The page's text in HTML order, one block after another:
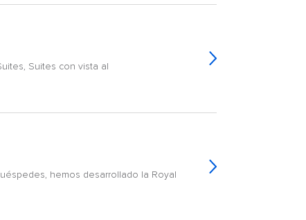
Suites con vista al
hemos desarrollado la Royal